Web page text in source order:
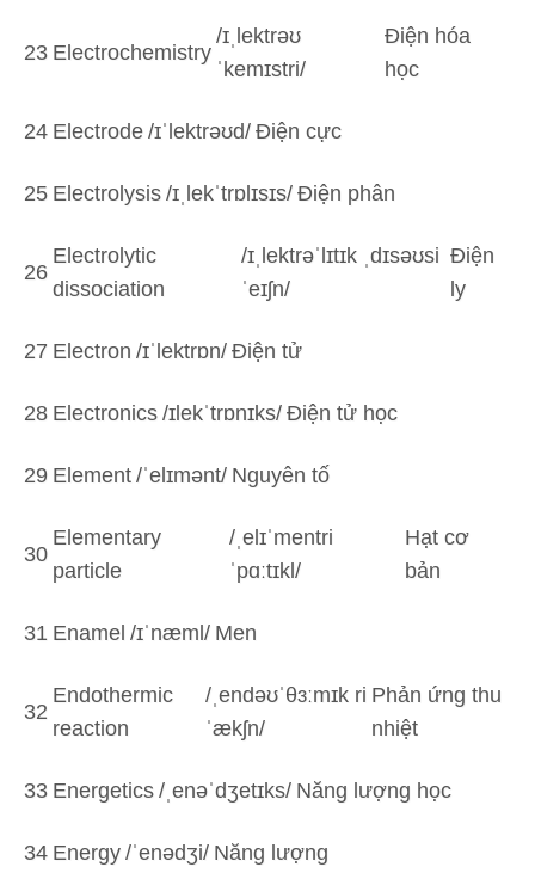
23 Electrochemistry
/ɪˌlektrəʊ
ˈkemɪstri/
Điện hóa
học
24 Electrode /ɪˈlektrəʊd/ Điện cực
25 Electrolysis /ɪˌlekˈtrɒlɪsɪs/ Điện phân
26
Electrolytic
dissociation
/ɪˌlektrəˈlɪtɪk ˌdɪsəʊsi
ˈeɪʃn/
Điện
ly
27 Electron /ɪˈlektrɒn/ Điện tử
28 Electronics /ɪlekˈtrɒnɪks/ Điện tử học
29 Element /ˈelɪmənt/ Nguyên tố
30
Elementary
particle
/ˌelɪˈmentri
ˈpɑːtɪkl/
Hạt cơ
bản
31 Enamel /ɪˈnæml/ Men
32
Endothermic
reaction
/ˌendəʊˈθɜːmɪk ri
ˈækʃn/
Phản ứng thu
nhiệt
33 Energetics /ˌenəˈdʒetɪks/ Năng lượng học
34 Energy /ˈenədʒi/ Năng lượng